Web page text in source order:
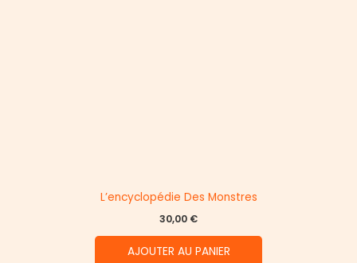
L’encyclopédie Des Monstres
30,00 €
AJOUTER AU PANIER